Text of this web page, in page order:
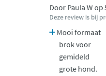
Door Paula W
Deze review is bij
Mooi formaat
brok voor
gemideld
grote hond.